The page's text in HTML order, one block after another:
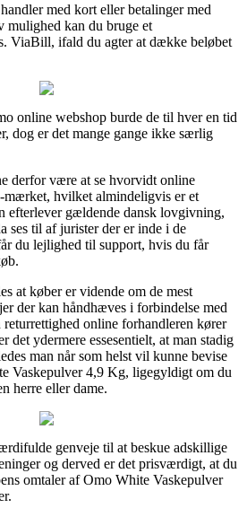
med kort eller betalinger med
mulighed kan du bruge et
ViaBill, ifald du agter at dække beløbet
online webshop burde de til hver en tid
dog er det mange gange ikke særlig
derfor være at se hvorvidt online
mærket, hvilket almindeligvis er et
efterlever gældende dansk lovgivning,
ses til af jurister der er inde i de
du lejlighed til support, hvis du får
at køber er vidende om de mest
der kan håndhæves i forbindelse med
online forhandleren kører
det ydermere essesentielt, at man stadig
man når som helst vil kunne bevise
Vaskepulver 4,9 Kg, ligegyldigt om du
herre eller dame.
genveje til at beskue adskillige
og derved er det prisværdigt, at du
omtaler af Omo White Vaskepulver